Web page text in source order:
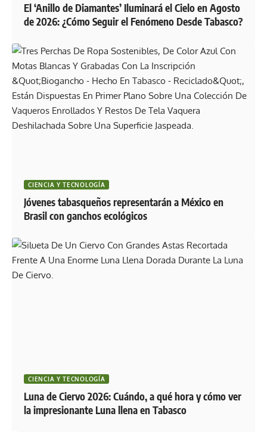
El ‘Anillo de Diamantes’ Iluminará el Cielo en Agosto
de 2026: ¿Cómo Seguir el Fenómeno Desde Tabasco?
CIENCIA Y TECNOLOGÍA
Jóvenes tabasqueños representarán a México en
Brasil con ganchos ecológicos
CIENCIA Y TECNOLOGÍA
Luna de Ciervo 2026: Cuándo, a qué hora y cómo ver
la impresionante Luna llena en Tabasco